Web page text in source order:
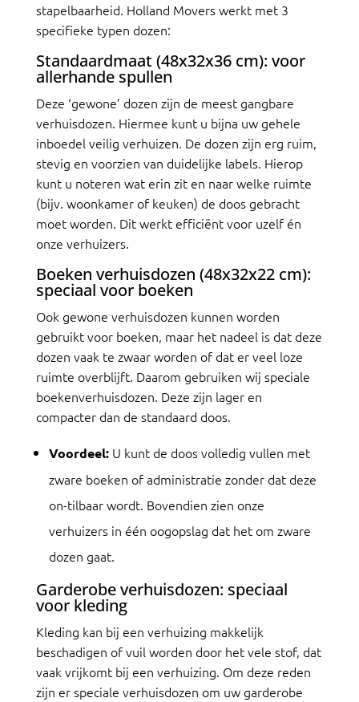
stapelbaarheid. Holland Movers werkt met 3
specifieke typen dozen:
Standaardmaat (48x32x36 cm): voor
allerhande spullen
Deze ‘gewone’ dozen zijn de meest gangbare
verhuisdozen. Hiermee kunt u bijna uw gehele
inboedel veilig verhuizen. De dozen zijn erg ruim,
stevig en voorzien van duidelijke labels. Hierop
kunt u noteren wat erin zit en naar welke ruimte
(bijv. woonkamer of keuken) de doos gebracht
moet worden. Dit werkt efficiënt voor uzelf én
onze verhuizers.
Boeken verhuisdozen (48x32x22 cm):
speciaal voor boeken
Ook gewone verhuisdozen kunnen worden
gebruikt voor boeken, maar het nadeel is dat deze
dozen vaak te zwaar worden of dat er veel loze
ruimte overblijft. Daarom gebruiken wij speciale
boekenverhuisdozen. Deze zijn lager en
compacter dan de standaard doos.
Voordeel:U kunt de doos volledig vullen met
zware boeken of administratie zonder dat deze
on-tilbaar wordt. Bovendien zien onze
verhuizers in één oogopslag dat het om zware
dozen gaat.
Garderobe verhuisdozen: speciaal
voor kleding
Kleding kan bij een verhuizing makkelijk
beschadigen of vuil worden door het vele stof, dat
vaak vrijkomt bij een verhuizing. Om deze reden
zijn er speciale verhuisdozen om uw garderobe